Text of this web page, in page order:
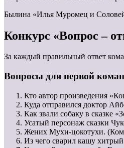
Былина «Илья Муромец и
Конкурс «Вопрос –
За каждый правильный ответ
Вопросы для первой
Кто автор произведения
Куда отправился доктор
Как звали собаку в сказке
Усатый персонаж сказки
Жених Мухи-цокотухи.
Из чего сварил кашу